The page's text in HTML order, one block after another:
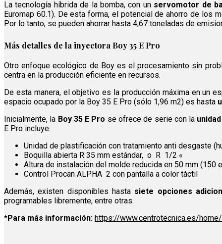
La tecnología híbrida de la bomba, con unservomotor de
Euromap 60.1). De esta forma, el potencial de ahorro de
Por lo tanto, se pueden ahorrar hasta 4,67 toneladas de
Más detalles de la inyectora Boy 35 E Pro
Otro enfoque ecológico de Boy es el procesamiento sin
centra en la producción eficiente en recursos.
De esta manera, el objetivo es la producción máxima en un
espacio ocupado por la Boy 35 E Pro (sólo 1,96 m2) es hasta
Inicialmente, la Boy 35 E Pro se ofrece de serie con la
E Pro incluye:
Unidad de plastificación con tratamiento anti desgaste
Boquilla abierta R 35 mm estándar, o R 1/2 «
Altura de instalación del molde reducida en 50 mm (150
Control Procan ALPHA 2 con pantalla a color táctil
Además, existen disponibles hasta siete opciones
programables libremente, entre otras.
*Para más información: https://www.centrotecnica.es/